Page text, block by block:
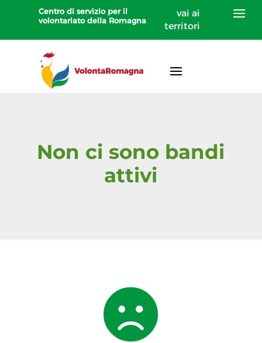
Centro di servizio per il
volontariato della Romagna
vai ai
territori
Non ci sono bandi
attivi
